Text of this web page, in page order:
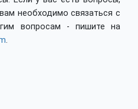
необходимо связаться с
вопросам - пишите на
.